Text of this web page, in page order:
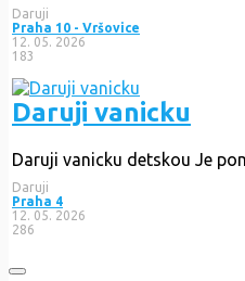
Daruji
Praha 10 - Vršovice
12. 05. 2026
183
Daruji vanicku
Daruji vanicku detskou Je
Daruji
Praha 4
12. 05. 2026
286